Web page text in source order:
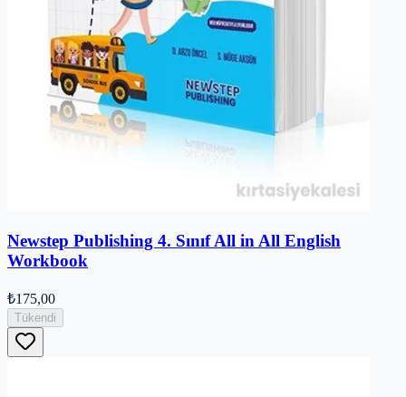
Newstep Publishing 4. Sınıf All in All English
Workbook
₺175,00
Tükendi